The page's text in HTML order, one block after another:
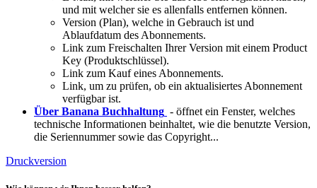
und mit welcher sie es allenfalls entfernen können.
Version (Plan), welche in Gebrauch ist und
Ablaufdatum des Abonnements.
Link zum Freischalten Ihrer Version mit einem Product
Key (Produktschlüssel).
Link zum Kauf eines Abonnements.
Link, um zu prüfen, ob ein aktualisiertes Abonnement
verfügbar ist.
Über Banana Buchhaltung - öffnet ein Fenster, welches
technische Informationen beinhaltet, wie die benutzte Version,
die Seriennummer sowie das Copyright...
Druckversion